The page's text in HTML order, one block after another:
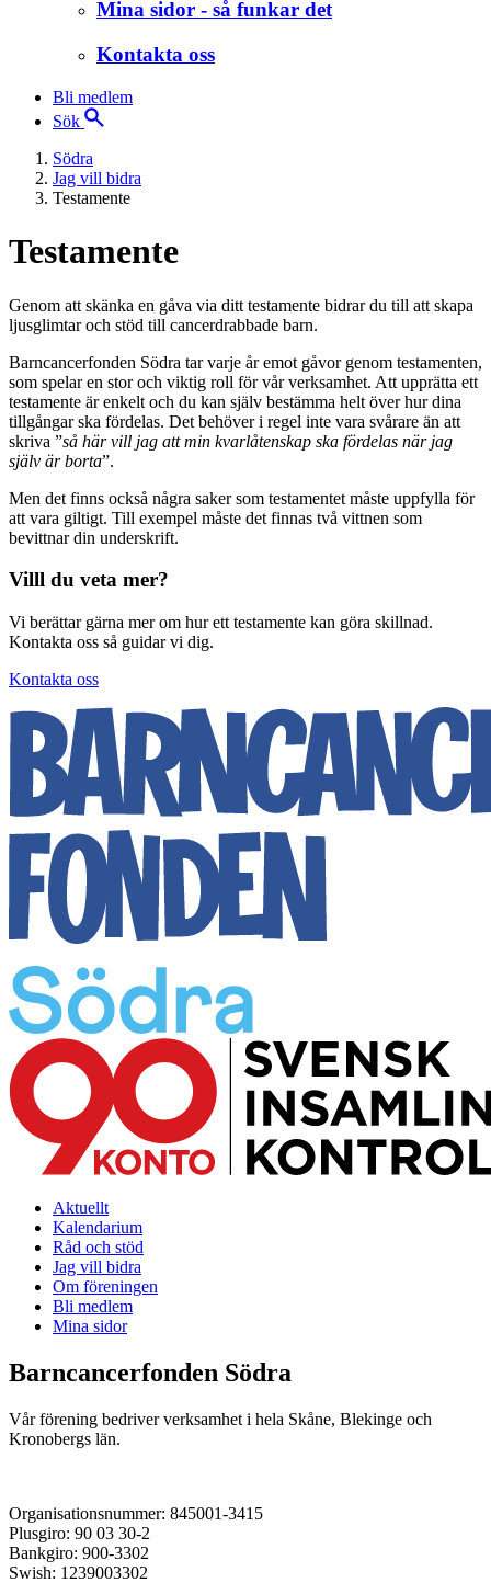
Mina sidor - så funkar det
Kontakta oss
Bli medlem
Sök
Södra
Jag vill bidra
Testamente
Testamente
Genom att skänka en gåva via ditt testamente bidrar du till att skapa
ljusglimtar och stöd till cancerdrabbade barn.
Barncancerfonden Södra tar varje år emot gåvor genom testamenten,
som spelar en stor och viktig roll för vår verksamhet. Att upprätta ett
testamente är enkelt och du kan själv bestämma helt över hur dina
tillgångar ska fördelas. Det behöver i regel inte vara svårare än att
skriva ”så här vill jag att min kvarlåtenskap ska fördelas när jag
själv är borta”.
Men det finns också några saker som testamentet måste uppfylla för
att vara giltigt. Till exempel måste det finnas två vittnen som
bevittnar din underskrift.
Villl du veta mer?
Vi berättar gärna mer om hur ett testamente kan göra skillnad.
Kontakta oss så guidar vi dig.
Kontakta oss
Aktuellt
Kalendarium
Råd och stöd
Jag vill bidra
Om föreningen
Bli medlem
Mina sidor
Barncancerfonden Södra
Vår förening bedriver verksamhet i hela Skåne, Blekinge och
Kronobergs län.
Organisationsnummer: 845001-3415
Plusgiro: 90 03 30-2
Bankgiro: 900-3302
Swish: 1239003302